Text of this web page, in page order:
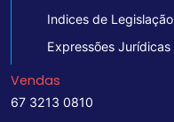
Indices de Legislação
Expressões Jurídicas
Vendas
67 3213 0810